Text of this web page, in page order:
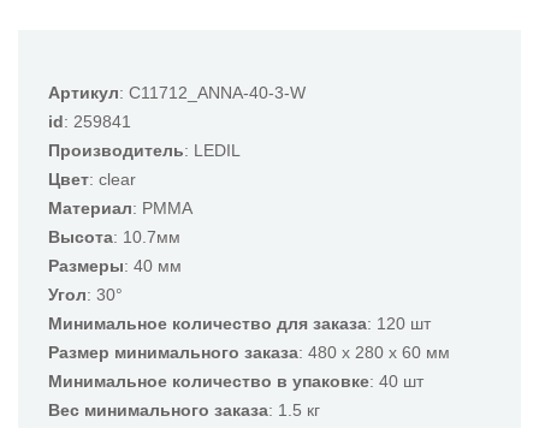
Артикул: C11712_ANNA-40-3-W
id: 259841
Производитель: LEDIL
Цвет: clear
Материал: PMMA
Высота: 10.7мм
Размеры: 40 мм
Угол: 30°
Минимальное количество для заказа: 120 шт
Размер минимального заказа: 480 x 280 x 60 мм
Минимальное количество в упаковке: 40 шт
Вес минимального заказа: 1.5 кг